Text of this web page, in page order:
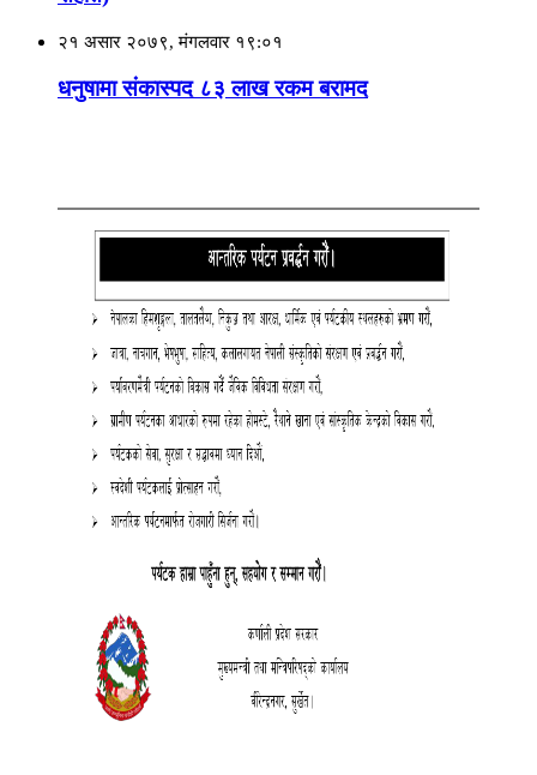
२१ असार २०७९, मंगलवार १९:०१
धनुषामा संकास्पद ८३ लाख रकम बरामद